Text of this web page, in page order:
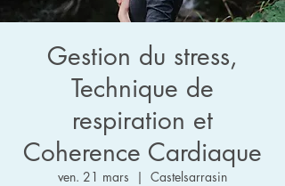
Gestion du stress,
Technique de
respiration et
Coherence Cardiaque
ven. 21 mars
  |
Castelsarrasin